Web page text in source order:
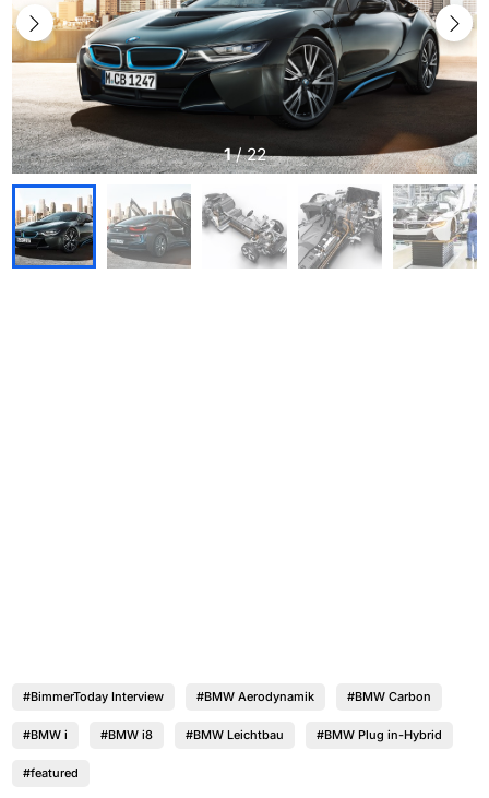
1/22
#BimmerToday Interview #BMW Aerodynamik #BMW Carbon
#BMW i #BMW i8 #BMW Leichtbau #BMW Plug in-Hybrid
#featured